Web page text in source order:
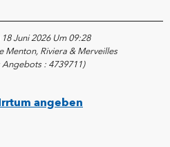
Juni 2026 Um 09:28
Menton, Riviera & Merveilles
Angebots : 4739711)
angeben